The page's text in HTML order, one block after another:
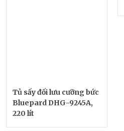
Tủ sấy đối lưu cưỡng bức
Bluepard DHG-9245A,
220 lít